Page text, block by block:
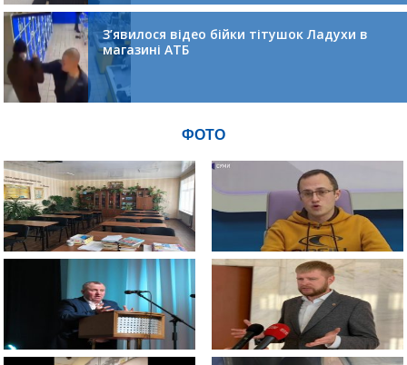
З’явилося відео бійки тітушок Ладухи в
магазині АТБ
ФОТО